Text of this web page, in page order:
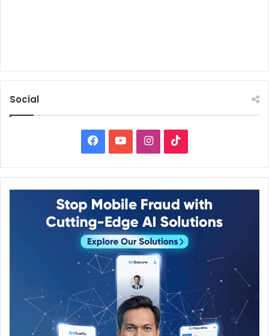
Social
Facebook
YouTubeInstagram